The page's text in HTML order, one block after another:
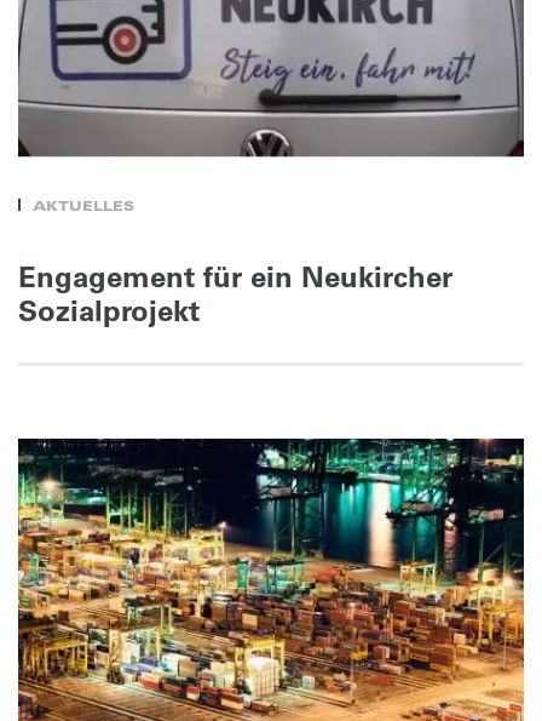
AKTUELLES
Engagement für ein Neukircher
Sozialprojekt